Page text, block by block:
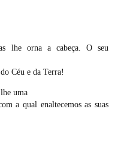
lhe orna a cabeça. O seu
Céu e da Terra!
uma
a qual enaltecemos as suas